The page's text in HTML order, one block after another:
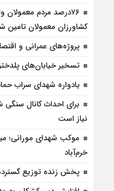
۷۶درصد مردم معمولان
کشاورزان معمولان تامین
پروژه‌های عمرانی و
تسخیر خیابان‌های
یادواره شهدای سراب
نیاز است
موکب شهدای مورانی؛
خرم‌آباد
پخش زنده توزیع